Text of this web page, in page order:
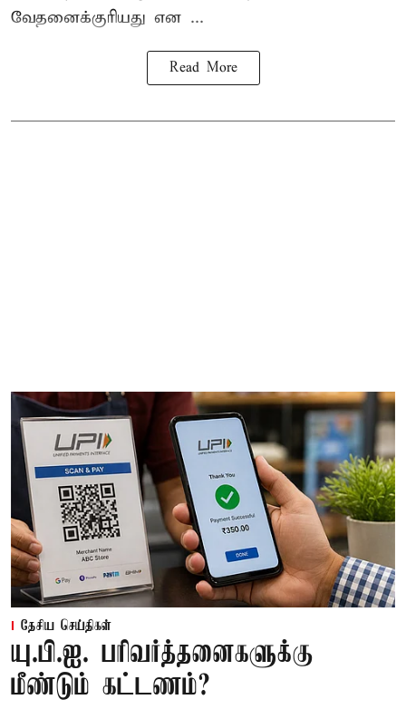
வேதனைக்குரியது என ...
Read More
தேசிய செய்திகள்
யு.பி.ஐ. பரிவர்த்தனைகளுக்கு
மீண்டும் கட்டணம்?